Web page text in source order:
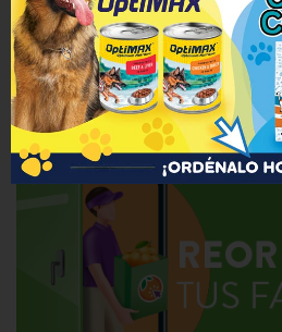
Hard Seltzer
Back